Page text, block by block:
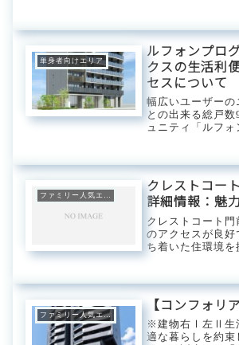
（日本のブルッ
草」といったカル
隣接し、感度の高
単身者向けエリア
ルフォンプロ
クスの生活利
セスについて
幅広いユーザーの
との出来る総戸数
ュニティ「ルフ
イフスタイルに
が可能です。近
も有名な「...
ファミリー人気エリア
クレストコー
詳細情報：魅
クレストコート
のアクセスが良好
ち着いた住環境を
など、快適な暮
要素が満載です
レストコート門前
ファミリー人気エリア
【コンフォリ
※建物右Ⅰ左Ⅱ生
適な暮らしを約